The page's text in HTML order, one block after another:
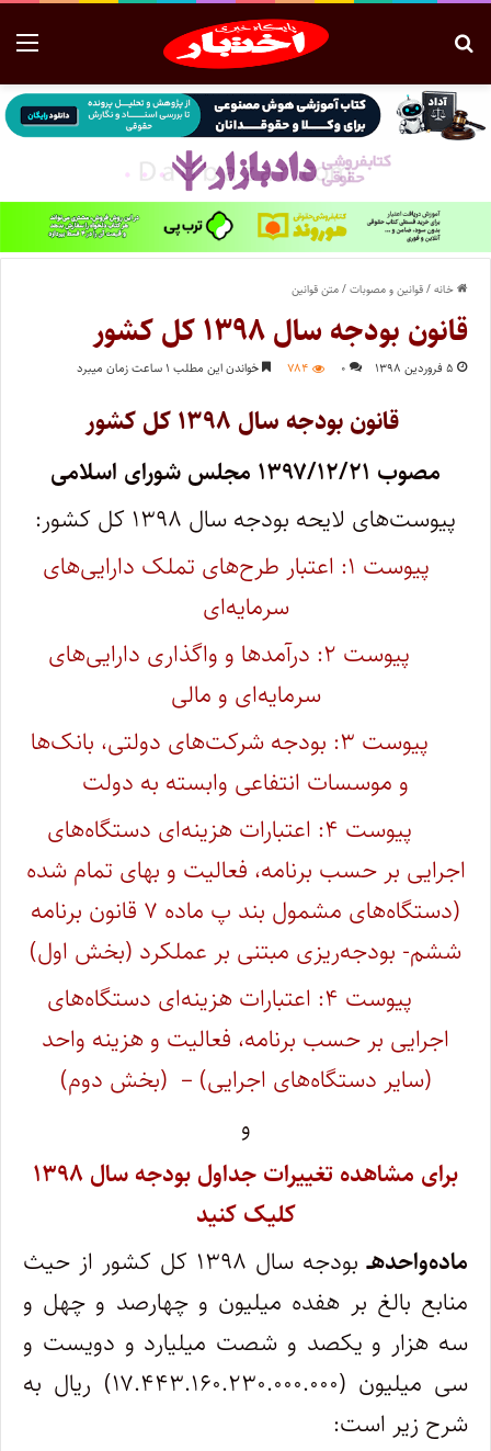
خانه/قوانین و مصوبات/متن قوانین
قانون بودجه سال ۱۳۹۸ کل کشور
۵ فروردین ۱۳۹۸ ۰ ۷۸۴ خواندن این مطلب ۱ ساعت زمان میبرد
قانون بودجه سال ۱۳۹۸ کل کشور
مصوب ۱۳۹۷/۱۲/۲۱ مجلس شورای اسلامی
پیوست‌های لایحه بودجه سال ۱۳۹۸ کل کشور:
پیوست ۱: اعتبار طرح‌های تملک دارایی‌‌های
سرمایه‌ای
پیوست ۲: درآمدها و واگذاری دارایی‌های
سرمایه‌ای و مالی
پیوست ۳: بودجه شرکت‌های دولتی، بانک‌ها
و موسسات انتفاعی وابسته به دولت
پیوست ۴: اعتبارات هزینه‌ای دستگاه‌های
اجرایی بر حسب برنامه، فعالیت و بهای تمام شده
(دستگاه‌های مشمول بند پ ماده ۷ قانون برنامه
ششم- بودجه‌ریزی مبتنی بر عملکرد (بخش اول)
پیوست ۴: اعتبارات هزینه‌ای دستگاه‌های
اجرایی بر حسب برنامه، فعالیت و هزینه واحد
(سایر دستگاه‌های اجرایی) – (بخش دوم)
و
برای مشاهده تغییرات جداول بودجه سال ۱۳۹۸
کلیک کنید
ماده‌واحدهـ
بودجه سال ۱۳۹۸ کل کشور از حیث
منابع بالغ بر هفده میلیون و چهارصد و چهل و
سه هزار و یکصد و شصت میلیارد و دویست و
سی میلیون (۱۷.۴۴۳.۱۶۰.۲۳۰.۰۰۰.۰۰۰) ریال به
شرح زیر است: